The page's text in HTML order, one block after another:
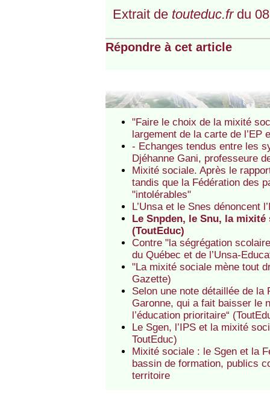
Extrait de touteduc.frdu
Répondre à cet article
"Faire le choix de la mixité
largement de la carte de l’EP
- Echanges tendus entre les
Djéhanne Gani, professeure
Mixité sociale. Après le
tandis que la Fédération des
"intolérables"
L’Unsa et le Snes dénoncent
Le Snpden, le Snu, la
(ToutEduc)
Contre "la ségrégation
du Québec et de l’Unsa-
"La mixité sociale mène tout
Gazette)
Selon une note détaillée de
Garonne, qui a fait baisser le
l’éducation prioritaire“
Le Sgen, l’IPS et la mixité
ToutEduc)
Mixité sociale : le Sgen et la
bassin de formation, publics
territoire